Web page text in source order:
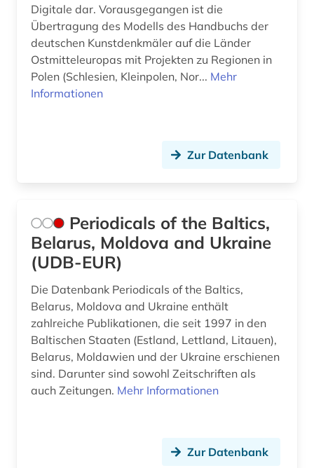
Digitale dar. Vorausgegangen ist die
Übertragung des Modells des Handbuchs der
deutschen Kunstdenkmäler auf die Länder
Ostmitteleuropas mit Projekten zu Regionen in
Polen (Schlesien, Kleinpolen, Nor... Mehr
Informationen
Zur Datenbank
Periodicals of the Baltics,
Belarus, Moldova and Ukraine
(UDB-EUR)
Die Datenbank Periodicals of the Baltics,
Belarus, Moldova and Ukraine enthält
zahlreiche Publikationen, die seit 1997 in den
Baltischen Staaten (Estland, Lettland, Litauen),
Belarus, Moldawien und der Ukraine erschienen
sind. Darunter sind sowohl Zeitschriften als
auch Zeitungen. Mehr Informationen
Zur Datenbank